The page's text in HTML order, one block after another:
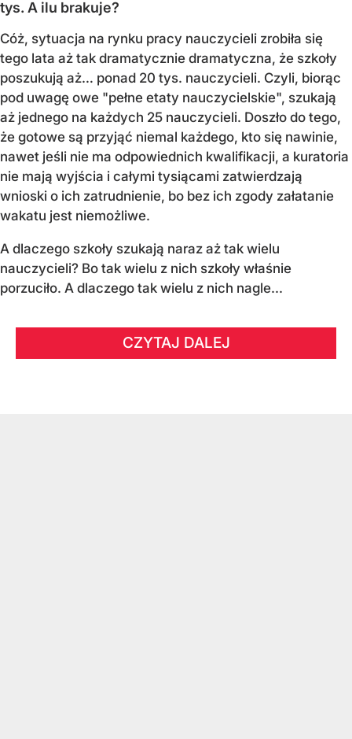
tys. A ilu brakuje?
Cóż, sytuacja na rynku pracy nauczycieli zrobiła się
tego lata aż tak dramatycznie dramatyczna, że szkoły
poszukują aż… ponad 20 tys. nauczycieli. Czyli, biorąc
pod uwagę owe "pełne etaty nauczycielskie", szukają
aż jednego na każdych 25 nauczycieli. Doszło do tego,
że gotowe są przyjąć niemal każdego, kto się nawinie,
nawet jeśli nie ma odpowiednich kwalifikacji, a kuratoria
nie mają wyjścia i całymi tysiącami zatwierdzają
wnioski o ich zatrudnienie, bo bez ich zgody załatanie
wakatu jest niemożliwe.
A dlaczego szkoły szukają naraz aż tak wielu
nauczycieli? Bo tak wielu z nich szkoły właśnie
porzuciło. A dlaczego tak wielu z nich nagle...
CZYTAJ DALEJ